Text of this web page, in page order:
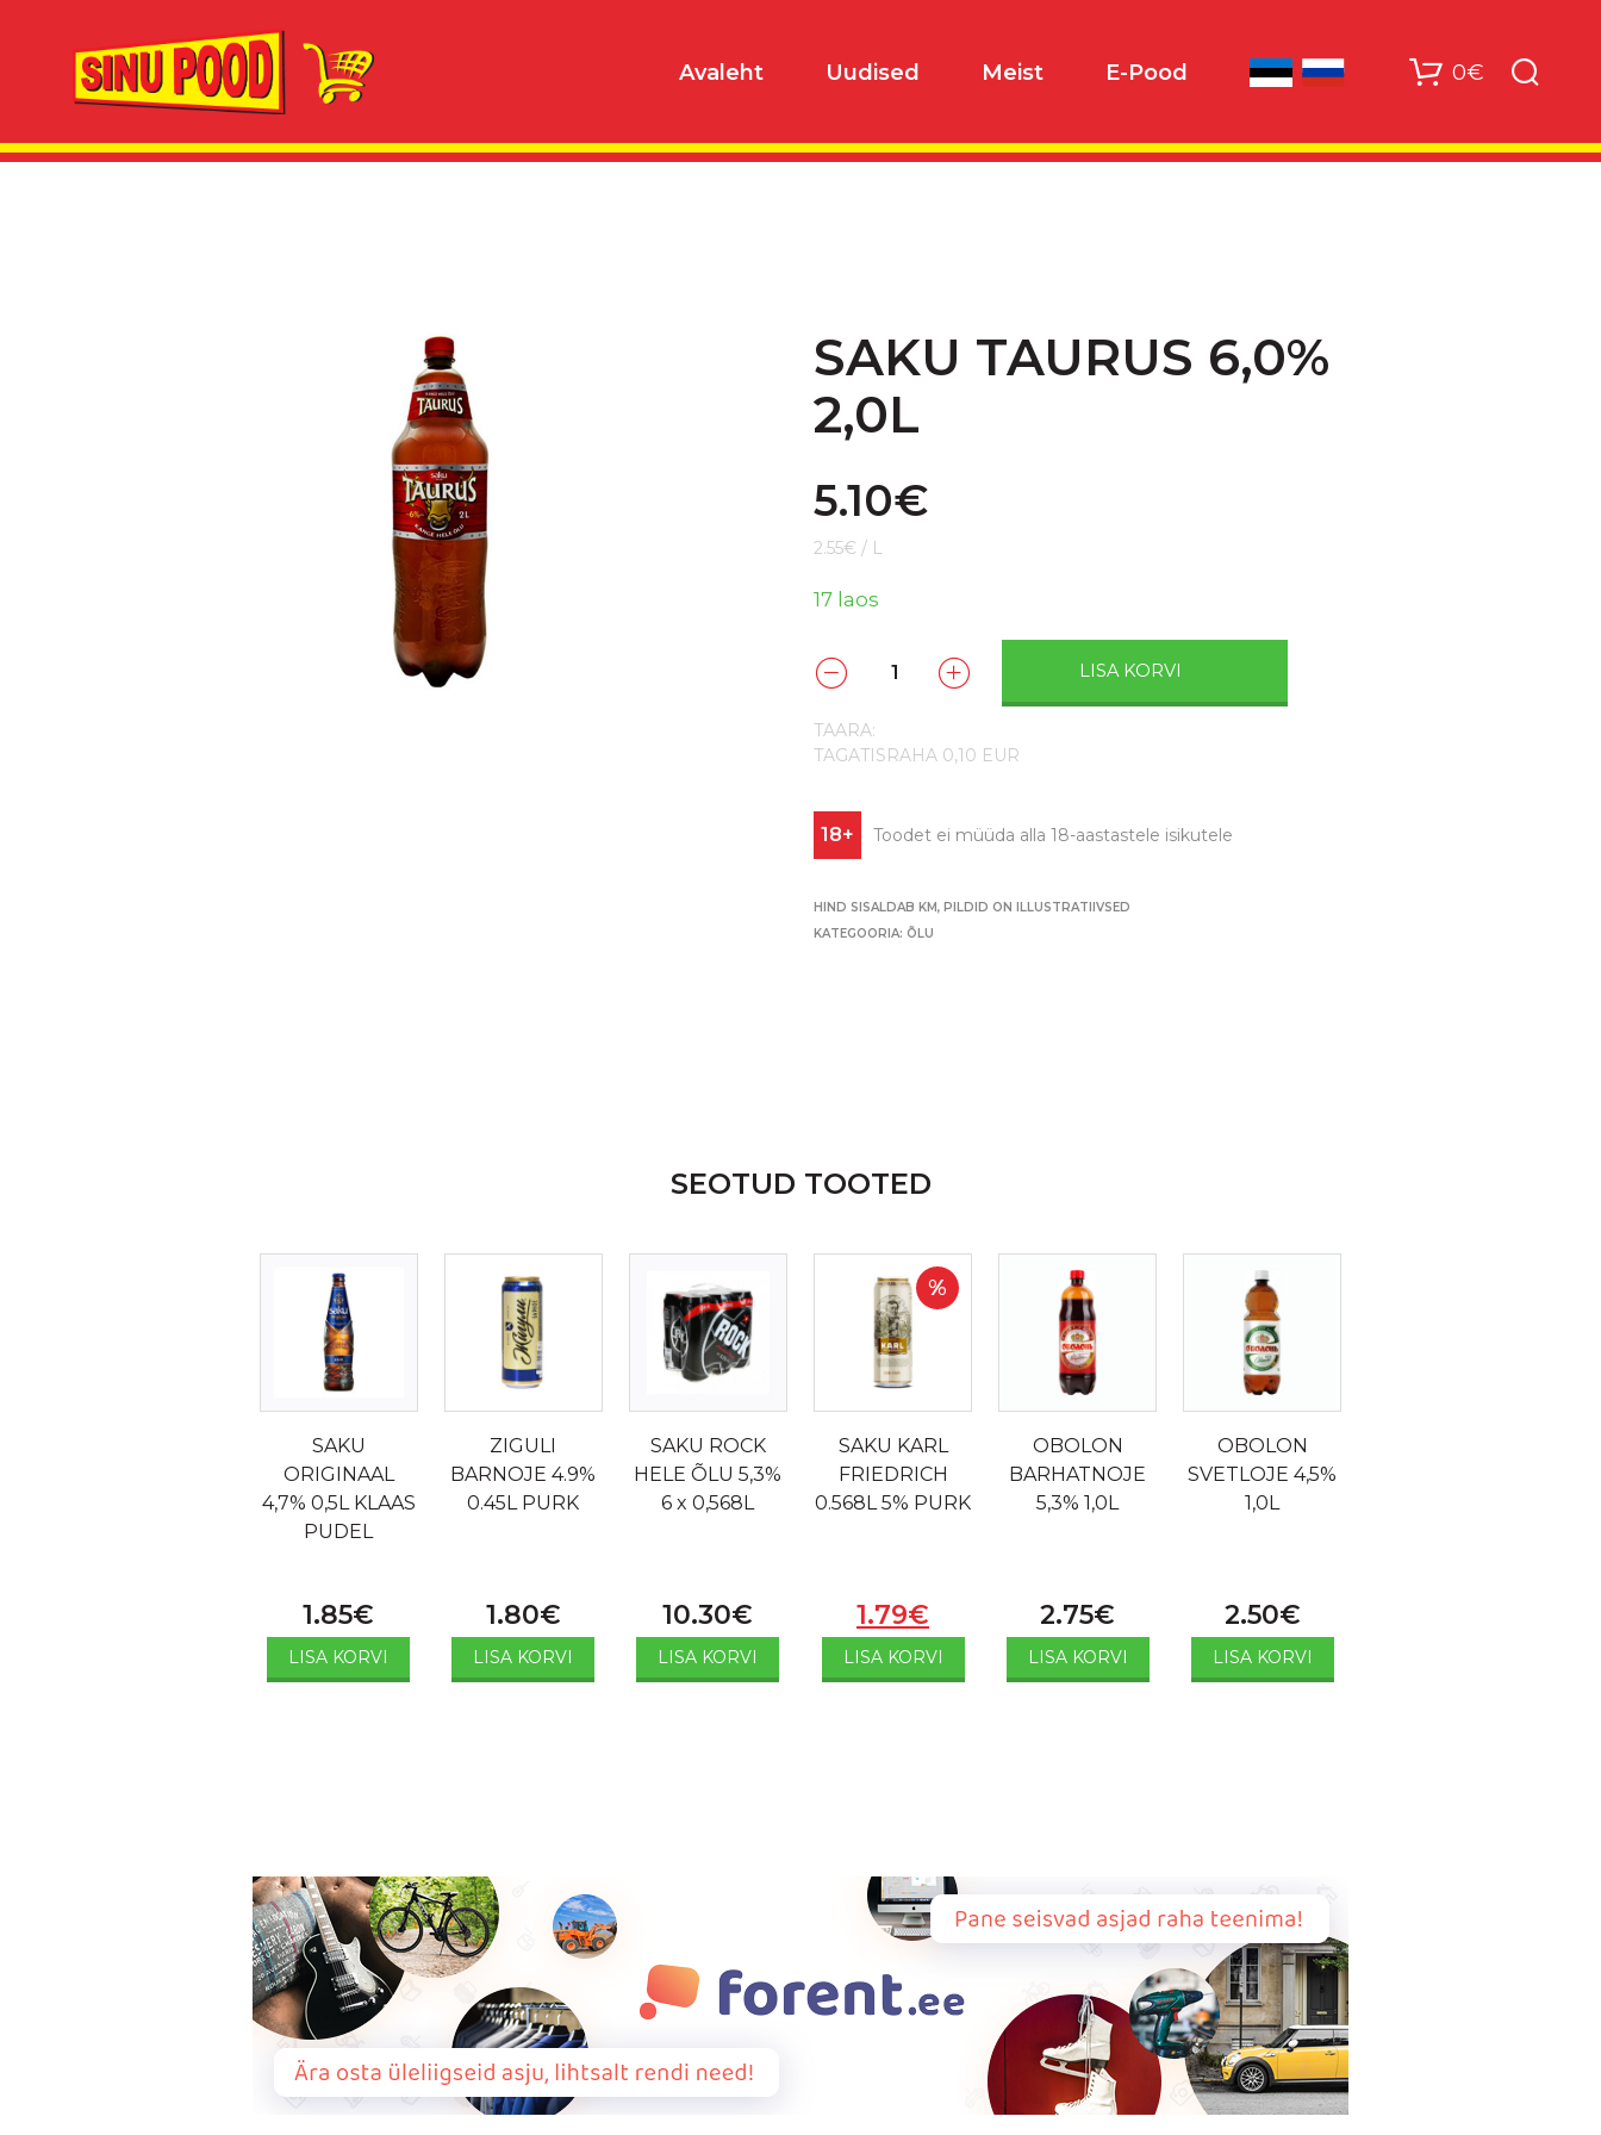
0€
Avaleht Uudised Meist E-Pood
SAKU TAURUS 6,0%
2,0L
5.10€
2.55€ / L
17 laos
LISA KORVI
TAARA:
TAGATISRAHA 0,10 EUR
18+ Toodet ei müüda alla 18-aastastele isikutele
HIND SISALDAB KM, PILDID ON ILLUSTRATIIVSED
KATEGOORIA: ÕLU
SEOTUD TOOTED
SAKU
ORIGINAAL
4,7% 0,5L KLAAS
PUDEL
1.85€
LISA KORVI
ZIGULI
BARNOJE 4.9%
0.45L PURK
1.80€
LISA KORVI
SAKU ROCK
HELE ÕLU 5,3%
6 x 0,568L
10.30€
LISA KORVI
%
SAKU KARL
FRIEDRICH
0.568L 5% PURK
1.79€
LISA KORVI
OBOLON
BARHATNOJE
5,3% 1,0L
2.75€
LISA KORVI
OBOLON
SVETLOJE 4,5%
1,0L
2.50€
LISA KORVI